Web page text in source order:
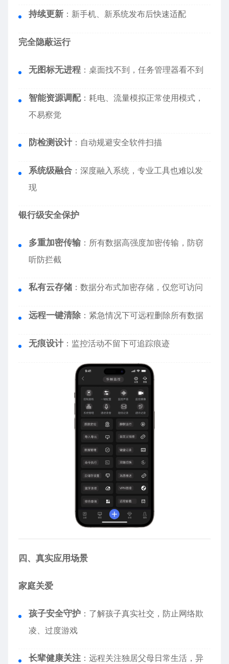
持续更新 ：新手机、新系统发布后快速适配
完全隐蔽运行
无图标无进程 ：桌面找不到，任务管理器看不到
智能资源调配：耗电、流量模拟正常使用模式，
不易察觉
防检测设计 ：自动规避安全软件扫描
系统级融合 ：深度融入系统，专业工具也难以发
现
银行级安全保护
多重加密传输 ：所有数据高强度加密传输，防窃
听防拦截
私有云存储 ：数据分布式加密存储，仅您可访问
远程一键清除 ：紧急情况下可远程删除所有数据
无痕设计 ：监控活动不留下可追踪痕迹
四、真实应用场景
家庭关爱
孩子安全守护 ：了解孩子真实社交，防止网络欺
凌、过度游戏
长辈健康关注 ：远程关注独居父母日常生活，异